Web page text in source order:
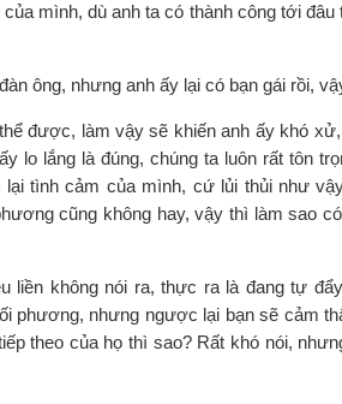
mình, dù anh ta có thành công tới đâu
ông, nhưng anh ấy lại có bạn gái rồi,
được, làm vậy sẽ khiến anh ấy khó
lắng là đúng, chúng ta luôn rất tôn
tình cảm của mình, cứ lủi thủi như
cũng không hay, vậy thì làm sao
liền không nói ra, thực ra là đang tự
phương, nhưng ngược lại bạn sẽ cảm
theo của họ thì sao? Rất khó nói,